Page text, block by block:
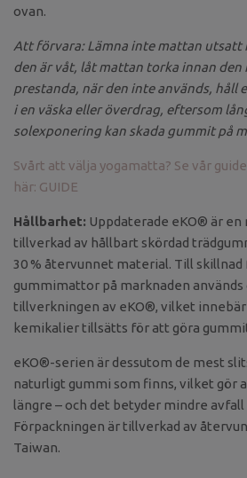
ovan.
Att förvara: Lämna inte mattan utsatt
den är våt, låt mattan torka innan den
prestanda, när den inte används, håll
i en väska eller överdrag, eftersom
solexponering kan skada gummit på
Svårt att välja yogamatta? Se vår
här: GUIDE
Hållbarhet: Uppdaterade eKO® är
tillverkad av hållbart skördad
30 % återvunnet material. Till skillnad
gummimattor på marknaden
tillverkningen av eKO®, vilket innebär
kemikalier tillsätts för att göra
eKO®-serien är dessutom de mest
naturligt gummi som finns, vilket gör
längre – och det betyder mindre avfall
Förpackningen är tillverkad av
Taiwan.